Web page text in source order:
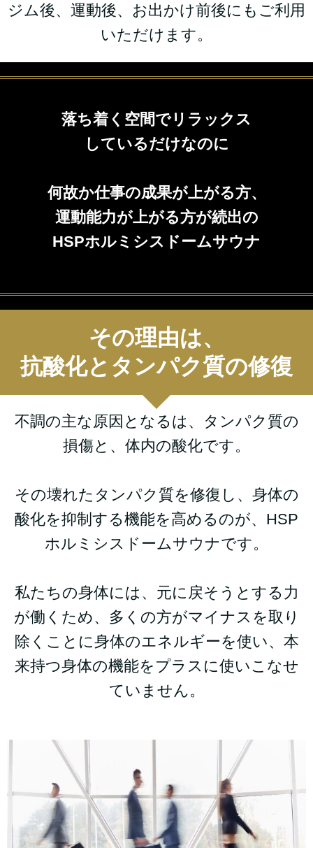
ジム後、運動後、お出かけ前後にもご利用
いただけます。
落ち着く空間でリラックス
しているだけなのに
何故か仕事の成果が上がる方、
運動能力が上がる方が続出の
HSPホルミシスドームサウナ
その理由は、
抗酸化とタンパク質の修復
不調の主な原因となるは、タンパク質の
損傷と、体内の酸化です。
その壊れたタンパク質を修復し、身体の
酸化を抑制する機能を高めるのが、HSP
ホルミシスドームサウナです。
私たちの身体には、元に戻そうとする力
が働くため、多くの方がマイナスを取り
除くことに身体のエネルギーを使い、本
来持つ身体の機能をプラスに使いこなせ
ていません。